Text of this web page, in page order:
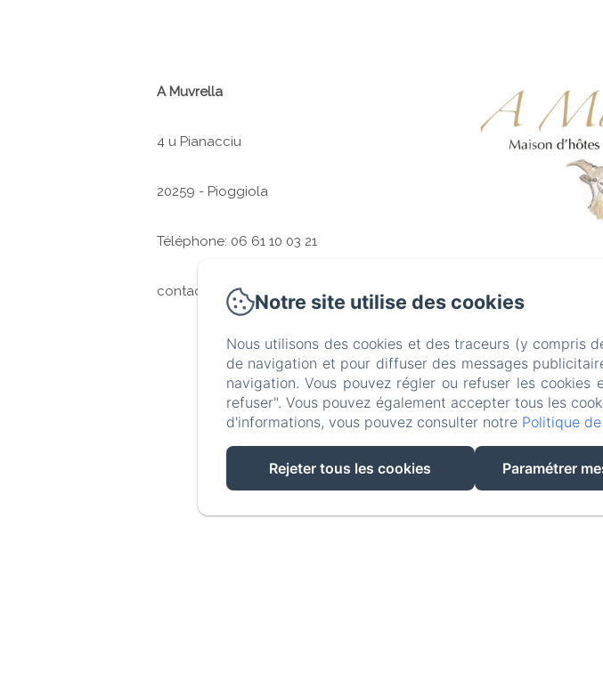
A Muvrella
4 u Pianacciu
20259 - Pioggiola
Téléphone: 06 61 10 03 21
contact@a-muvrella.comNotre site utilise des cookies
Nous utilisons des cookies et des traceurs (y compris
de navigation et pour diffuser des messages
navigation. Vous pouvez régler ou refuser les
refuser". Vous pouvez également accepter tous les
d'informations, vous pouvez consulter notre Politique
Rejeter tous les cookies Paramétrer